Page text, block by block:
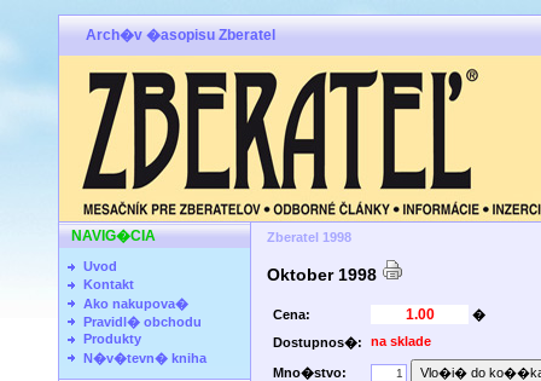
Arch�v �asopisu Zberatel
NAVIG�CIA
Uvod
Kontakt
Ako nakupova�
Pravidl� obchodu
Produkty
N�v�tevn� kniha
Zberatel 1998
Oktober 1998
Cena:
�
Dostupnos�:
na sklade
Mno�stvo: